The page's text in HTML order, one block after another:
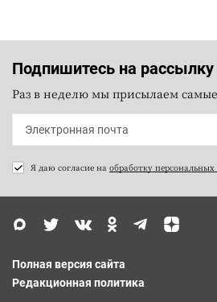
Подпишитесь на рассылку
Раз в неделю мы присылаем
Я даю согласие на обработку
Полная версия сайта
Редакционная политика